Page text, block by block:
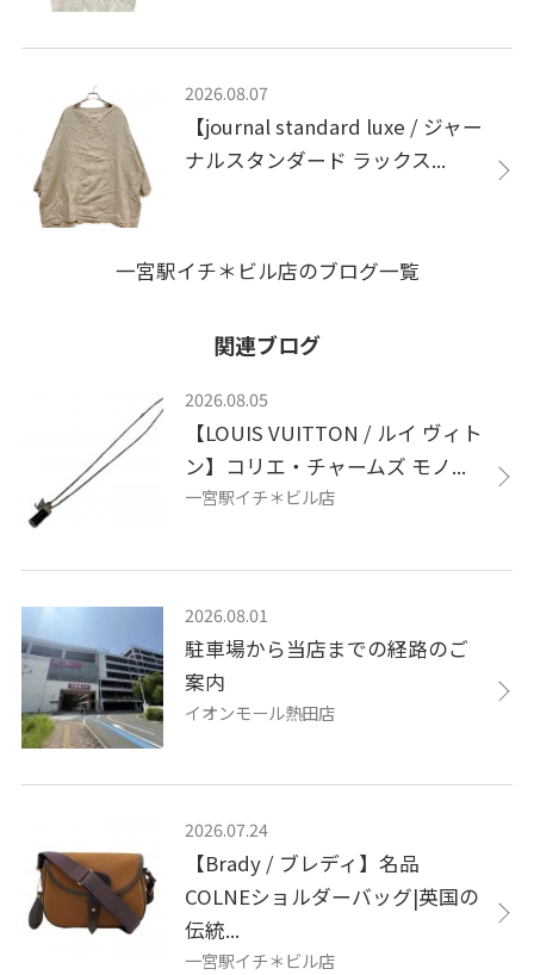
2026.08.07
【journal standard luxe / ジャー
ナルスタンダード ラックス...
一宮駅イチ＊ビル店のブログ一覧
関連ブログ
2026.08.05
【LOUIS VUITTON / ルイ ヴィト
ン】コリエ・チャームズ モノ...
一宮駅イチ＊ビル店
2026.08.01
駐車場から当店までの経路のご
案内
イオンモール熱田店
2026.07.24
【Brady / ブレディ】名品
COLNEショルダーバッグ|英国の
伝統...
一宮駅イチ＊ビル店